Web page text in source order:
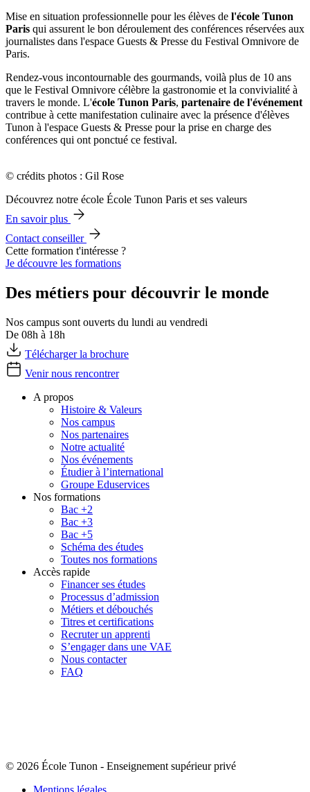
Mise en situation professionnelle pour les élèves de l'école Tunon
Paris qui assurent le bon déroulement des conférences réservées aux
journalistes dans l'espace Guests & Presse du Festival Omnivore de
Paris.
Rendez-vous incontournable des gourmands, voilà plus de 10 ans
que le Festival Omnivore célèbre la gastronomie et la convivialité à
travers le monde. L'école Tunon Paris, partenaire de l'événement
contribue à cette manifestation culinaire avec la présence d'élèves
Tunon à l'espace Guests & Presse pour la prise en charge des
conférences qui ont ponctué ce festival.
© crédits photos : Gil Rose
Découvrez notre école École Tunon Paris et ses valeurs
En savoir plus
Contact conseiller
Cette formation t'intéresse ?
Je découvre les formations
Des métiers pour découvrir le monde
Nos campus sont ouverts du lundi au vendredi
De 08h à 18h
Télécharger la brochure
Venir nous rencontrer
A propos
Histoire & Valeurs
Nos campus
Nos partenaires
Notre actualité
Nos événements
Étudier à l’international
Groupe Eduservices
Nos formations
Bac +2
Bac +3
Bac +5
Schéma des études
Toutes nos formations
Accès rapide
Financer ses études
Processus d’admission
Métiers et débouchés
Titres et certifications
Recruter un apprenti
S’engager dans une VAE
Nous contacter
FAQ
© 2026 École Tunon - Enseignement supérieur privé